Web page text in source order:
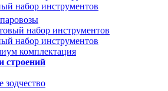
набор инструментов
набор инструментов
набор инструментов
комплектация
строений
зодчество